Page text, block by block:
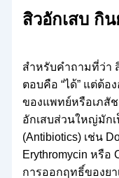
สิวอักเสบ กิ
สำหรับคำถามที่ว่า
ตอบคือ “ได้” แต่ต้อ
ของแพทย์หรือเภสั
อักเสบส่วนใหญ่มัก
(Antibiotics) เช่น
Erythromycin หรือ
การออกฤทธิ์ของย